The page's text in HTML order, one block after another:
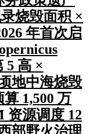
烧毁面积 ×
年首次启
5 高 ×
地中海烧毁
1,500 万
资源调度 12